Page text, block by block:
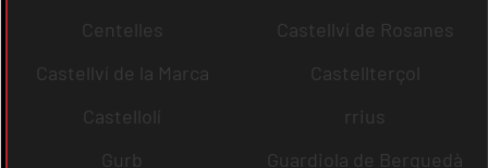
Centelles
Castellví de Rosanes
Castellví de la Marca
Castellterçol
Castellolí
rrius
Gurb
Guardiola de Berguedà